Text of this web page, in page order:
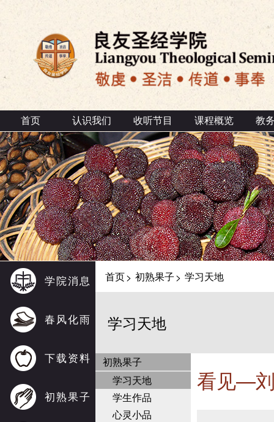
首页 认识我们 收听节目 课程概览 教
学院消息
春风化雨
下载资料
初熟果子
首页> 初熟果子> 学习天地
学习天地
初熟果子
学习天地
学生作品
心灵小品
看见—